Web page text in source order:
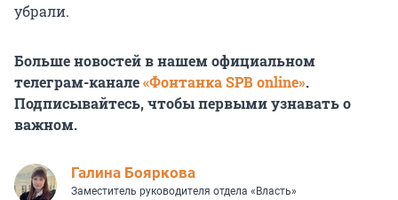
убрали.
Больше новостей в нашем официальном
телеграм-канале«Фонтанка SPB online».
Подписывайтесь, чтобы первыми узнавать о
важном.
Галина Бояркова
Заместитель руководителя отдела «Власть»